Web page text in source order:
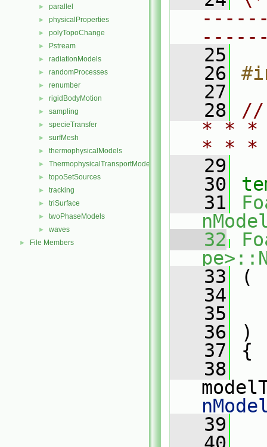
► parallel
► physicalProperties
► polyTopoChange
► Pstream
► radiationModels
► randomProcesses
► renumber
► rigidBodyMotion
► sampling
► specieTransfer
► surfMesh
► thermophysicalModels
► ThermophysicalTransportModels
► topoSetSources
► tracking
► triSurface
► twoPhaseModels
► waves
► File Members
   25
   26
   27
   28
//
* * *
* *
   29
   30
   31
   32
   33
(
   34
   35
   36
)
   37
{
   38
   39